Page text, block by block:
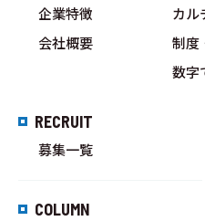
企業特徴
会社概要
カル
制度
数字
RECRUIT
募集一覧
COLUMN